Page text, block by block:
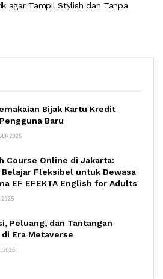
agar Tampil Stylish dan Tanpa
Bijak Kartu Kredit
Baru
2025
Course Online di Jakarta:
Fleksibel untuk Dewasa
EF EFEKTA English for Adults
2025
Peluang, dan Tantangan
Era Metaverse
2025